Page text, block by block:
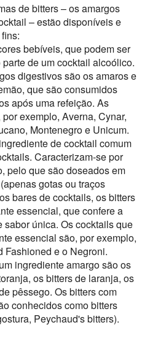
de bitters – os amargos
– estão disponíveis e
bebíveis, que podem ser
de um cocktail alcoólico.
digestivos são os amaros e
que são consumidos
após uma refeição. As
exemplo, Averna, Cynar,
Montenegro e Unicum.
de cocktail comum
Caracterizam-se por
pelo que são doseados em
gotas ou traços
bares de cocktails, os bitters
essencial, que confere a
sabor única. Os cocktails que
essencial são, por exemplo,
Fashioned e o Negroni.
ingrediente amargo são os
os bitters de laranja, os
pêssego. Os bitters com
conhecidos como bitters
Peychaud's bitters).